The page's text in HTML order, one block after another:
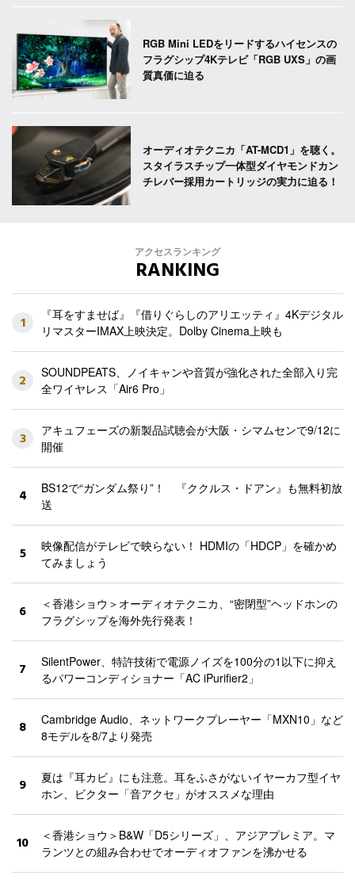
RGB Mini LEDをリードするハイセンスの
フラグシップ4Kテレビ「RGB UXS」の画
質真価に迫る
オーディオテクニカ「AT-MCD1」を聴く。
スタイラスチップ一体型ダイヤモンドカン
チレバー採用カートリッジの実力に迫る！
アクセスランキング
RANKING
1
『耳をすませば』『借りぐらしのアリエッティ』4Kデジタル
リマスターIMAX上映決定。Dolby Cinema上映も
2
SOUNDPEATS、ノイキャンや音質が強化された全部入り完
全ワイヤレス「Air6 Pro」
3
アキュフェーズの新製品試聴会が大阪・シマムセンで9/12に
開催
4
BS12で“ガンダム祭り”！ 『ククルス・ドアン』も無料初放
送
5
映像配信がテレビで映らない！ HDMIの「HDCP」を確かめ
てみましょう
6
＜香港ショウ＞オーディオテクニカ、“密閉型”ヘッドホンの
フラグシップを海外先行発表！
7
SilentPower、特許技術で電源ノイズを100分の1以下に抑え
るパワーコンディショナー「AC iPurifier2」
8
Cambridge Audio、ネットワークプレーヤー「MXN10」など
8モデルを8/7より発売
9
夏は『耳カビ』にも注意。耳をふさがないイヤーカフ型イヤ
ホン、ビクター「音アクセ」がオススメな理由
10
＜香港ショウ＞B&W「D5シリーズ」、アジアプレミア。マ
ランツとの組み合わせでオーディオファンを沸かせる